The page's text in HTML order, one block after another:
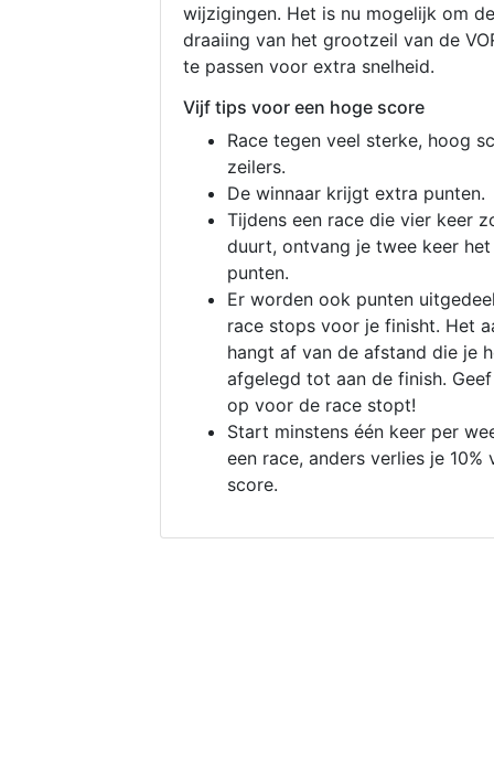
wijzigingen. Het is nu mogelijk om de
draaiing van het grootzeil van de
te passen voor extra snelheid.
Vijf tips voor een hoge score
Race tegen veel sterke, hoog
zeilers.
De winnaar krijgt extra punten.
Tijdens een race die vier keer
duurt, ontvang je twee keer
punten.
Er worden ook punten
race stops voor je finisht. Het
hangt af van de afstand die je
afgelegd tot aan de finish.
op voor de race stopt!
Start minstens één keer per
een race, anders verlies je 10%
score.